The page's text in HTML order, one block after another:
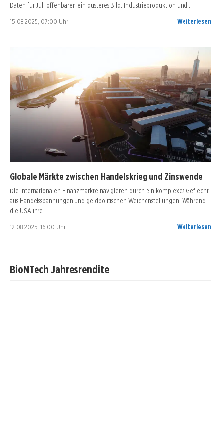
Daten für Juli offenbaren ein düsteres Bild: Industrieproduktion und…
15.08.2025, 07:00 Uhr Weiterlesen
Globale Märkte zwischen Handelskrieg und Zinswende
Die internationalen Finanzmärkte navigieren durch ein komplexes Geflecht
aus Handelsspannungen und geldpolitischen Weichenstellungen. Während
die USA ihre…
12.08.2025, 16:00 Uhr Weiterlesen
BioNTech Jahresrendite